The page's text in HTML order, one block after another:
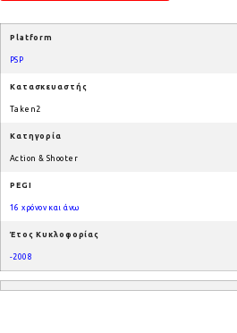
Platform
PSP
Κατασκευαστής
Taken2
Κατηγορία
Action & Shooter
PEGI
16 χρόνον και άνω
Έτος Κυκλοφορίας
-2008